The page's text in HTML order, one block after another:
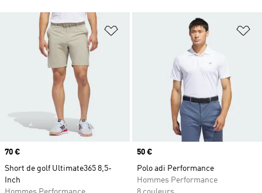
Ajouter à la Liste de produits
Prix
70 €
Short de golf Ultimate365 8,5-
Inch
Prix
50 €
Polo adi Performance
Hommes Performance